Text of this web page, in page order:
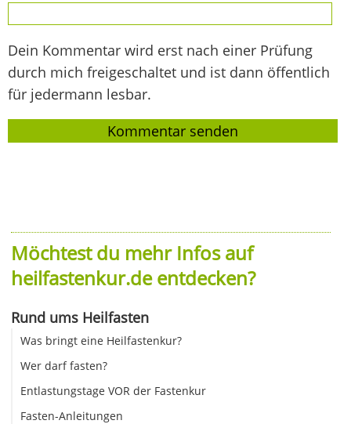
Dein Kommentar wird erst nach einer Prüfung
durch mich freigeschaltet und ist dann öffentlich
für jedermann lesbar.
Möchtest du mehr Infos auf
heilfastenkur.de entdecken?
Rund ums Heilfasten
Was bringt eine Heilfastenkur?
Wer darf fasten?
Entlastungstage VOR der Fastenkur
Fasten-Anleitungen